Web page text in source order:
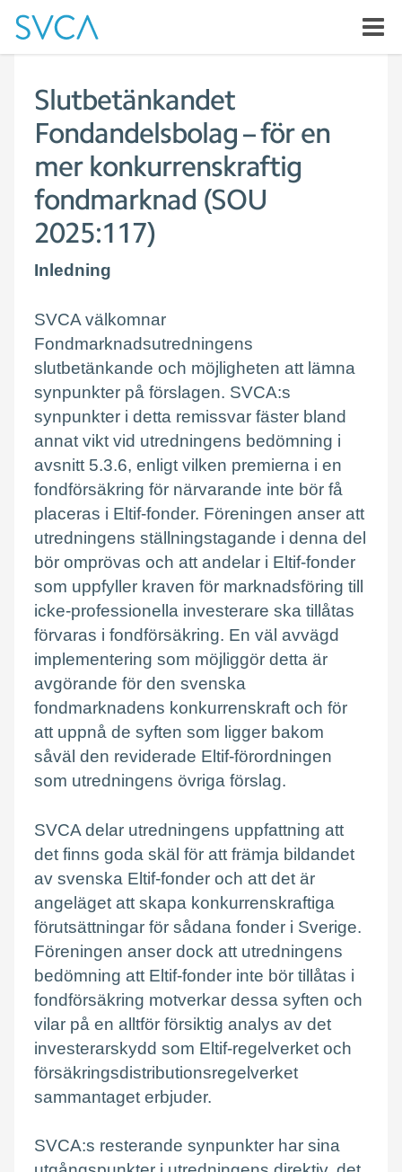
Slutbetänkandet
Fondandelsbolag – för en
mer konkurrenskraftig
fondmarknad (SOU
2025:117)
Inledning
SVCA välkomnar
Fondmarknadsutredningens
slutbetänkande och möjligheten att lämna
synpunkter på förslagen. SVCA:s
synpunkter i detta remissvar fäster bland
annat vikt vid utredningens bedömning i
avsnitt 5.3.6, enligt vilken premierna i en
fondförsäkring för närvarande inte bör få
placeras i Eltif-fonder. Föreningen anser att
utredningens ställningstagande i denna del
bör omprövas och att andelar i Eltif-fonder
som uppfyller kraven för marknadsföring till
icke-professionella investerare ska tillåtas
förvaras i fondförsäkring. En väl avvägd
implementering som möjliggör detta är
avgörande för den svenska
fondmarknadens konkurrenskraft och för
att uppnå de syften som ligger bakom
såväl den reviderade Eltif-förordningen
som utredningens övriga förslag.
SVCA delar utredningens uppfattning att
det finns goda skäl för att främja bildandet
av svenska Eltif-fonder och att det är
angeläget att skapa konkurrenskraftiga
förutsättningar för sådana fonder i Sverige.
Föreningen anser dock att utredningens
bedömning att Eltif-fonder inte bör tillåtas i
fondförsäkring motverkar dessa syften och
vilar på en alltför försiktig analys av det
investerarskydd som Eltif-regelverket och
försäkringsdistributionsregelverket
sammantaget erbjuder.
SVCA:s resterande synpunkter har sina